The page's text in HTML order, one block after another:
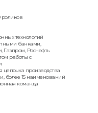
роликов
технологий
банками,
Газпром, Роснефть
работы с
цепочка производства
более 15 наименований
команда